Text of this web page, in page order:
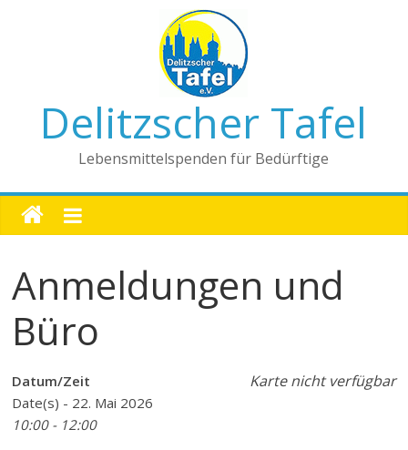
Delitzscher Tafel
Lebensmittelspenden für Bedürftige
Anmeldungen und
Büro
Karte nicht verfügbar
Datum/Zeit
Date(s) - 22. Mai 2026
10:00 - 12:00